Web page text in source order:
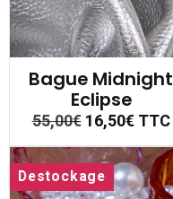
Bague Midnight
Eclipse
55,00€ 16,50€TTC
Destockage